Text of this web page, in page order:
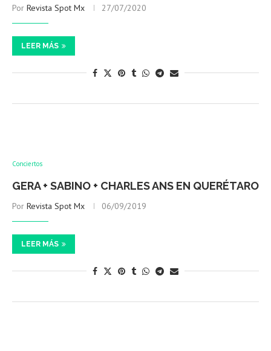
Por Revista Spot Mx 27/07/2020
LEER MÁS
Conciertos
GERA + SABINO + CHARLES ANS EN QUERÉTARO
Por Revista Spot Mx 06/09/2019
LEER MÁS